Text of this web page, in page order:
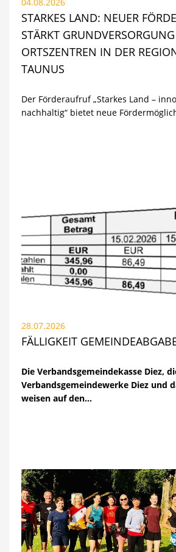
STARKES LAND: NEUER
STÄRKT
ORTSZENTREN IN DER
TAUNUS
Der Förderaufruf „Starkes Land –
nachhaltig“ bietet neue
28.07.2026
FÄLLIGKEIT
Die Verbandsgemeindekasse Diez,
Verbandsgemeindewerke Diez und
weisen auf den…